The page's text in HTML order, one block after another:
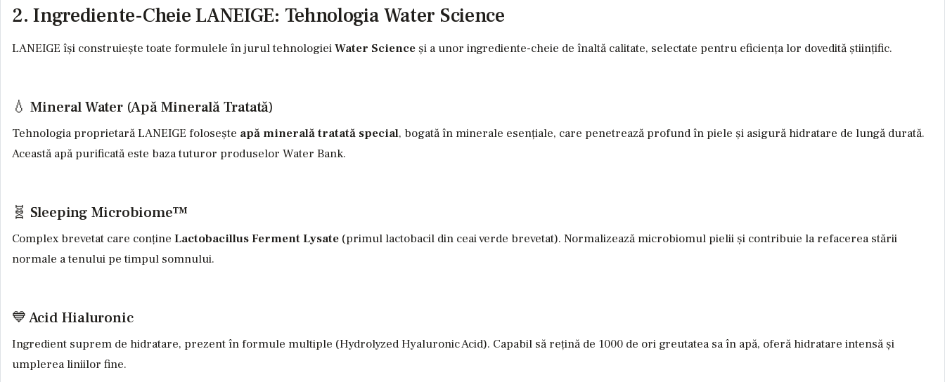
2. Ingrediente-Cheie LANEIGE: Tehnologia Water Science
LANEIGE își construiește toate formulele în jurul tehnologieiWater Science și a unor ingrediente-cheie de înaltă calitate, selectate pentru eficiența lor dovedită științific.
💧 Mineral Water (Apă Minerală Tratată)
Tehnologia proprietară LANEIGE folosește apă minerală tratată special, bogată în minerale esențiale, care penetrează profund în piele și asigură hidratare de lungă durată.
Această apă purificată este baza tuturor produselor Water Bank.
🧬 Sleeping Microbiome™
Complex brevetat care conține Lactobacillus Ferment Lysate (primul lactobacil din ceai verde brevetat). Normalizează microbiomul pielii și contribuie la refacerea stării
normale a tenului pe timpul somnului.
💙 Acid Hialuronic
Ingredient suprem de hidratare, prezent în formule multiple (Hydrolyzed Hyaluronic Acid). Capabil să rețină de 1000 de ori greutatea sa în apă, oferă hidratare intensă și
umplerea liniilor fine.